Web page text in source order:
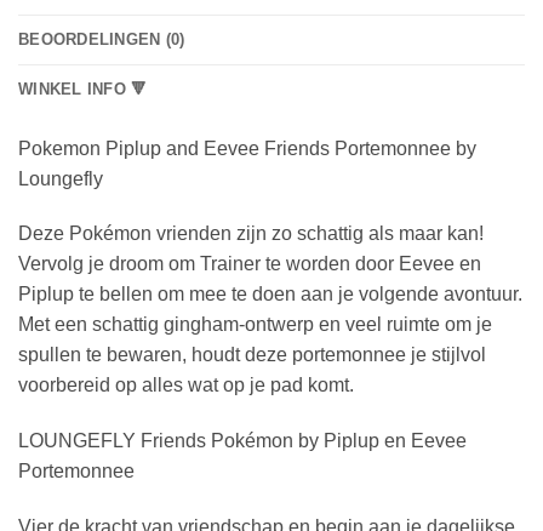
BEOORDELINGEN (0)
WINKEL INFO 🔻
Pokemon Piplup and Eevee Friends Portemonnee by
Loungefly
Deze Pokémon vrienden zijn zo schattig als maar kan!
Vervolg je droom om Trainer te worden door Eevee en
Piplup te bellen om mee te doen aan je volgende avontuur.
Met een schattig gingham-ontwerp en veel ruimte om je
spullen te bewaren, houdt deze portemonnee je stijlvol
voorbereid op alles wat op je pad komt.
LOUNGEFLY Friends Pokémon by Piplup en Eevee
Portemonnee
Vier de kracht van vriendschap en begin aan je dagelijkse